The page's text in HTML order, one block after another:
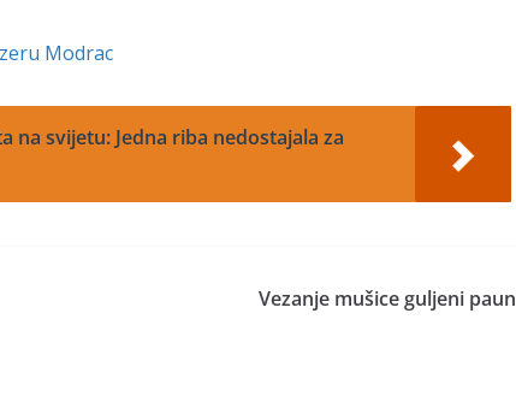
Modrac
na svijetu: Jedna riba nedostajala za
Vezanje mušice guljeni paun